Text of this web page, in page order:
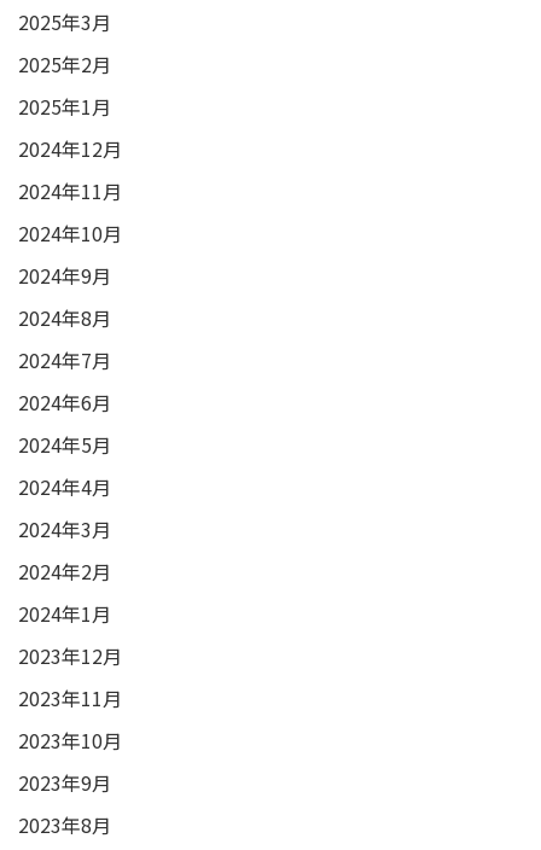
2025年3月
2025年2月
2025年1月
2024年12月
2024年11月
2024年10月
2024年9月
2024年8月
2024年7月
2024年6月
2024年5月
2024年4月
2024年3月
2024年2月
2024年1月
2023年12月
2023年11月
2023年10月
2023年9月
2023年8月